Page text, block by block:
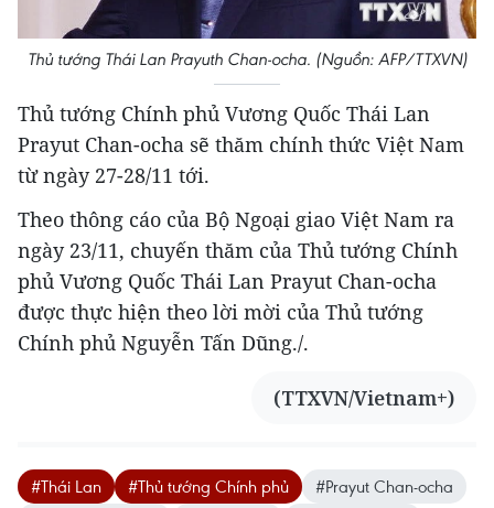
Thủ tướng Thái Lan Prayuth Chan-ocha. (Nguồn: AFP/TTXVN)
Thủ tướng Chính phủ Vương Quốc Thái Lan
Prayut Chan-ocha sẽ thăm chính thức Việt Nam
từ ngày 27-28/11 tới.
Theo thông cáo của Bộ Ngoại giao Việt Nam ra
ngày 23/11, chuyến thăm của Thủ tướng Chính
phủ Vương Quốc Thái Lan Prayut Chan-ocha
được thực hiện theo lời mời của Thủ tướng
Chính phủ Nguyễn Tấn Dũng./.
(TTXVN/Vietnam+)
#Thái Lan #Thủ tướng Chính phủ
#Prayut Chan-ocha